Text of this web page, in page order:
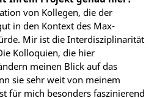
von Kollegen, die der
in den Kontext des Max-
Mir ist die Interdisziplinarität
Kolloquien, die hier
meinen Blick auf das
sie sehr weit von meinem
für mich besonders faszinierend